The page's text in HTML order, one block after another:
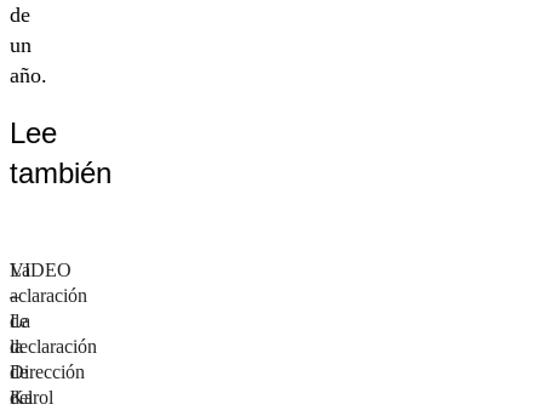
de
un
año.
Lee
también
VIDEO
–
La
declaración
de
Karol
La
aclaración
de
la
Dirección
del